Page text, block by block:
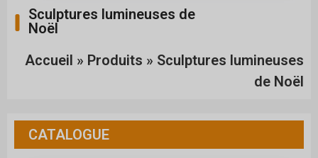
Sculptures lumineuses de
Noël
Accueil » Produits » Sculptures lumineuses
de Noël
CATALOGUE